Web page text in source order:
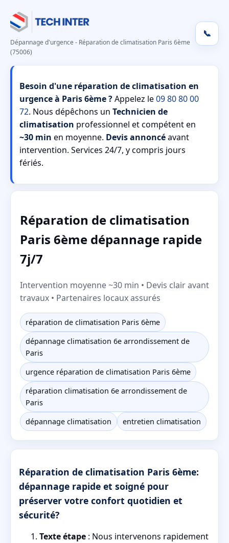
Dépannage d'urgence - Réparation de climatisation Paris 6ème
(75006)
📞
Besoin d'une réparation de climatisation en
urgence à Paris 6ème ?Appelez le09 80 80 00
72. Nous dépêchons un Technicien de
climatisation professionnel et compétent en
~30 min en moyenne. Devis annoncéavant
intervention. Services 24/7, y compris jours
fériés.
Réparation de climatisation
Paris 6ème dépannage rapide
7j/7
Intervention moyenne ~30 min • Devis clair avant
travaux • Partenaires locaux assurés
réparation de climatisation Paris 6ème
dépannage climatisation 6e arrondissement de
Paris
urgence réparation de climatisation Paris 6ème
réparation climatisation 6e arrondissement de
Paris
dépannage climatisation
entretien climatisation
Réparation de climatisation Paris 6ème:
dépannage rapide et soigné pour
préserver votre confort quotidien et
sécurité?
Texte étape : Nous intervenons rapidement